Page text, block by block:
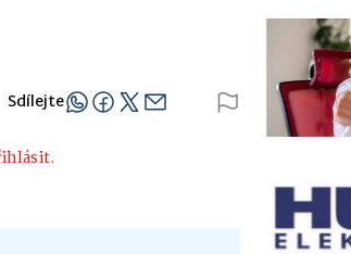
Sdílejte